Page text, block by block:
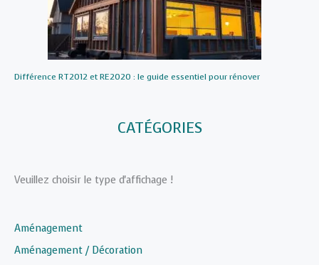
Différence RT2012 et RE2020 : le guide essentiel pour rénover
CATÉGORIES
Veuillez choisir le type d'affichage !
Aménagement
Aménagement / Décoration